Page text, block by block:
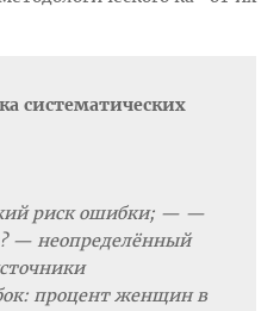
систематических
риск ошибки; — —
— неопределённый
процент женщин в